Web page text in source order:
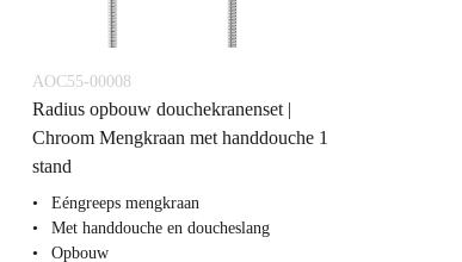
AOC55-00008
Radius opbouw douchekranenset |
Chroom Mengkraan met handdouche 1
stand
Eéngreeps mengkraan
Met handdouche en doucheslang
Opbouw